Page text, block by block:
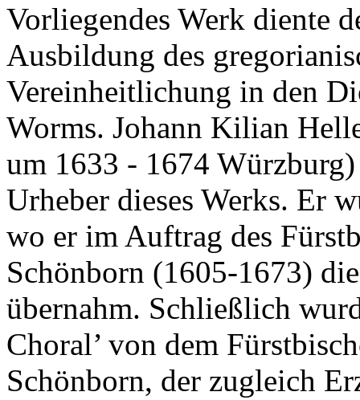
Vorliegendes Werk diente
Ausbildung des
Vereinheitlichung in den
Worms. Johann Kilian
um 1633 - 1674
Urheber dieses Werks. Er
wo er im Auftrag des
Schönborn (1605-1673)
übernahm. Schließlich
Choral’ von dem
Schönborn, der zugleich